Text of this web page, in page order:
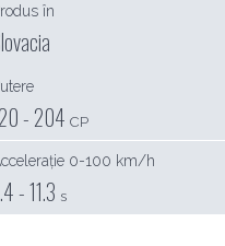
în
- 204 CP
0-100 km/h
- 11.3 s